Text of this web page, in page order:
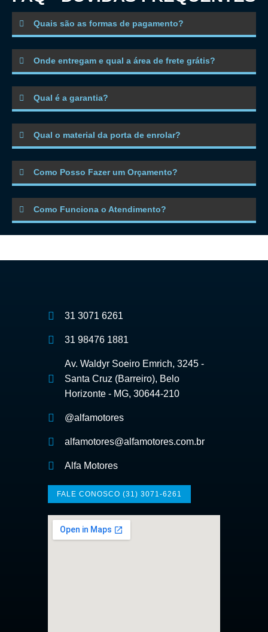
Quais são as formas de pagamento?
Onde entregam e qual a área de frete grátis?
Qual é a garantia?
Qual o material da porta de enrolar?
Como Posso Fazer um Orçamento?
Como Funciona o Atendimento?
31 3071 6261
31 98476 1881
Av. Waldyr Soeiro Emrich, 3245 -
Santa Cruz (Barreiro), Belo
Horizonte - MG, 30644-210
@alfamotores
alfamotores@alfamotores.com.br
Alfa Motores
FALE CONOSCO (31) 3071-6261